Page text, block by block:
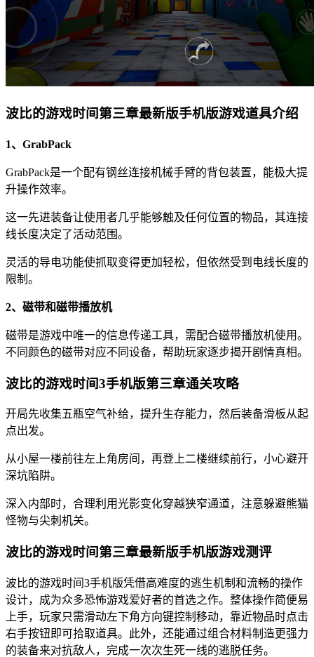
波比的游戏时间第三章最新版手机版游戏道具介绍
1、GrabPack
GrabPack是一个配有钢丝连接机械手臂的背包装置，能极大提
升操作效率。
这一先进装备让使用者几乎能够触及任何位置的物品，其连接
线长度决定了活动范围。
灵活的导电功能使抓取变得更加轻松，但依然受到电线长度的
限制。
2、磁带和磁带播放机
磁带是游戏中唯一的信息传递工具，需配合磁带播放机使用。
不同颜色的磁带对应不同设备，帮助玩家逐步揭开剧情真相。
波比的游戏时间3手机版第三章通关攻略
开局先收集五瓶空气补给，提升生存能力，然后装备滑板从起
点出发。
从小屋一楼前往左上角房间，再登上二楼继续前行，小心避开
深坑陷阱。
深入内部时，合理利用光影变化穿越狭窄通道，注意躲避熊猫
怪物与尖刺机关。
波比的游戏时间第三章最新版手机版游戏测评
波比的游戏时间3手机版凭借高难度的逃生机制和流畅的操作
设计，成为众多恐怖游戏爱好者的首选之作。整体操作简便易
上手，玩家只需滑动左下角方向键控制移动，靠近物品时点击
右手按钮即可拾取道具。此外，还能通过组合材料制造更强力
的装备来对抗敌人，完成一次次生死一线的逃脱任务。